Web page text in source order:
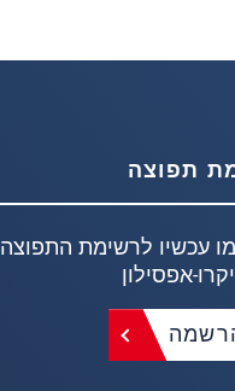
תפוצה
עכשיו לרשימת התפוצה
אפסילון